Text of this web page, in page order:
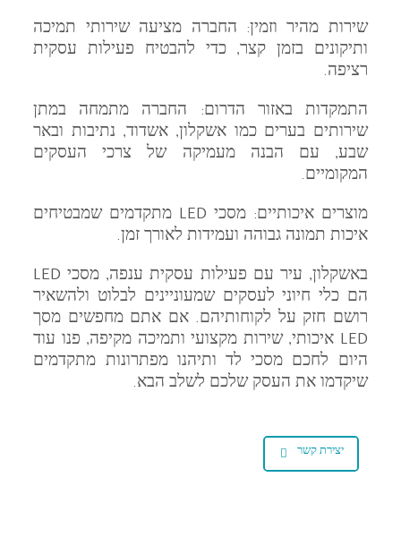
שירות מהיר וזמין: החברה מציעה שירותי תמיכה
ותיקונים בזמן קצר, כדי להבטיח פעילות עסקית
רציפה.
התמקדות באזור הדרום: החברה מתמחה במתן
שירותים בערים כמו אשקלון, אשדוד, נתיבות ובאר
שבע, עם הבנה מעמיקה של צרכי העסקים
המקומיים.
מוצרים איכותיים: מסכי LED מתקדמים שמבטיחים
איכות תמונה גבוהה ועמידות לאורך זמן.
באשקלון, עיר עם פעילות עסקית ענפה, מסכי LED
הם כלי חיוני לעסקים שמעוניינים לבלוט ולהשאיר
רושם חזק על לקוחותיהם. אם אתם מחפשים מסך
LED איכותי, שירות מקצועי ותמיכה מקיפה, פנו עוד
היום לחכם מסכי לד ותיהנו מפתרונות מתקדמים
שיקדמו את העסק שלכם לשלב הבא.
יצירת קשר